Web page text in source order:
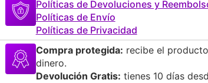
Políticas de Devoluciones y
Políticas de Envío
Políticas de Privacidad
Compra protegida: recibe el
dinero.
Devolución Gratis: tienes 10 días